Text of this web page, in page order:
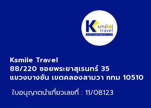
Ksmile Travel
88/220 ซอยพระยาสุเรนทร์ 35
แขวงบางชัน เขตคลองสามวา กทม 10510
ใบอนุญาตนำเที่ยวเลขที่ : 11/08123